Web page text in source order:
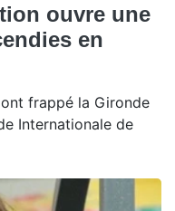
ouvre une
en
frappé la Gironde
Internationale de